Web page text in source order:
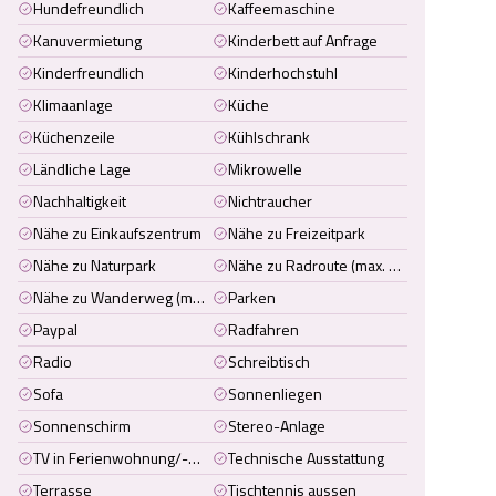
Hundefreundlich
Kaffeemaschine
Kanuvermietung
Kinderbett auf Anfrage
Kinderfreundlich
Kinderhochstuhl
Klimaanlage
Küche
Küchenzeile
Kühlschrank
Ländliche Lage
Mikrowelle
Nachhaltigkeit
Nichtraucher
Nähe zu Einkaufszentrum
Nähe zu Freizeitpark
Nähe zu Naturpark
Nähe zu Radroute (max. 5 km entfernt)
Nähe zu Wanderweg (max. 2 km entfernt)
Parken
Paypal
Radfahren
Radio
Schreibtisch
Sofa
Sonnenliegen
Sonnenschirm
Stereo-Anlage
TV in Ferienwohnung/-haus
Technische Ausstattung
Terrasse
Tischtennis aussen